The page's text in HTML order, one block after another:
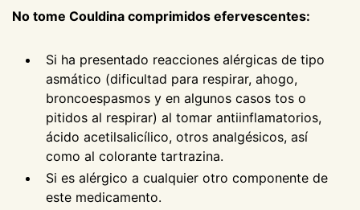
No tome Couldina comprimidos efervescentes:
Si ha presentado reacciones alérgicas de tipo
asmático (dificultad para respirar, ahogo,
broncoespasmos y en algunos casos tos o
pitidos al respirar) al tomar antiinflamatorios,
ácido acetilsalicílico, otros analgésicos, así
como al colorante tartrazina.
Si es alérgico a cualquier otro componente de
este medicamento.